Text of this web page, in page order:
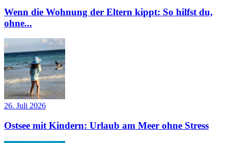
Wenn die Wohnung der Eltern kippt: So hilfst du,
ohne...
26. Juli 2026
Ostsee mit Kindern: Urlaub am Meer ohne Stress